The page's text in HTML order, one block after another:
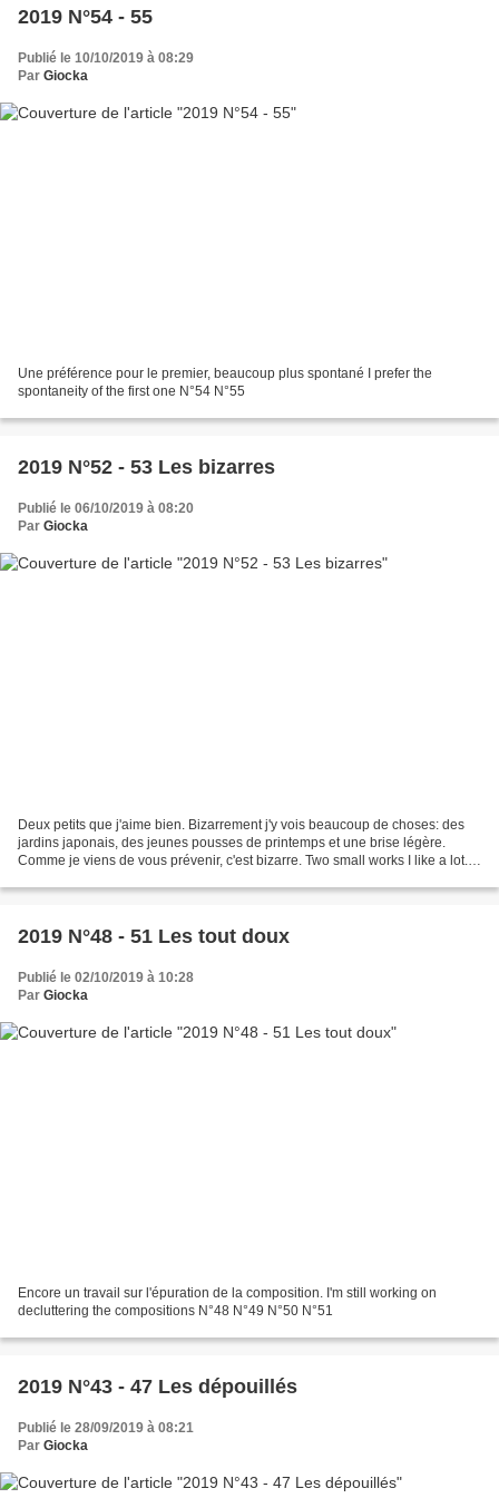
2019 N°54 - 55
Publié le 10/10/2019 à 08:29
Par Giocka
Une préférence pour le premier, beaucoup plus spontané I prefer the
spontaneity of the first one N°54 N°55
2019 N°52 - 53 Les bizarres
Publié le 06/10/2019 à 08:20
Par Giocka
Deux petits que j'aime bien. Bizarrement j'y vois beaucoup de choses: des
jardins japonais, des jeunes pousses de printemps et une brise légère.
Comme je viens de vous prévenir, c'est bizarre. Two small works I like a lot.
2019 N°48 - 51 Les tout doux
Publié le 02/10/2019 à 10:28
Par Giocka
Encore un travail sur l'épuration de la composition. I'm still working on
decluttering the compositions N°48 N°49 N°50 N°51
2019 N°43 - 47 Les dépouillés
Publié le 28/09/2019 à 08:21
Par Giocka